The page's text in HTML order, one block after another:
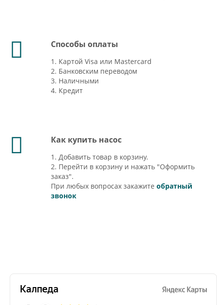
Способы оплаты
1. Картой Visa или Mastercard
2. Банковским переводом
3. Наличными
4. Кредит
Как купить насос
1. Добавить товар в корзину.
2. Перейти в корзину и нажать "Оформить
заказ".
При любых вопросах закажите обратный
звонок